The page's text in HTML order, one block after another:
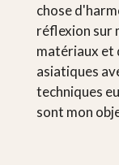
chose
réflexion sur
matériaux et
asiatiques
techniques
sont mon